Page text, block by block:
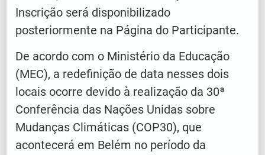
Inscrição será disponibilizado
posteriormente na Página do Participante.
De acordo com o Ministério da Educação
(MEC), a redefinição de data nesses dois
locais ocorre devido à realização da 30ª
Conferência das Nações Unidas sobre
Mudanças Climáticas (COP30), que
acontecerá em Belém no período da